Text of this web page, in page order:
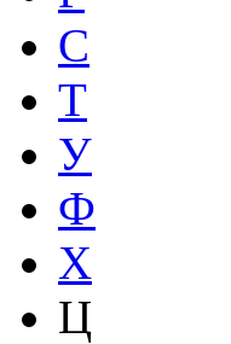
С
Т
У
Ф
Х
Ц